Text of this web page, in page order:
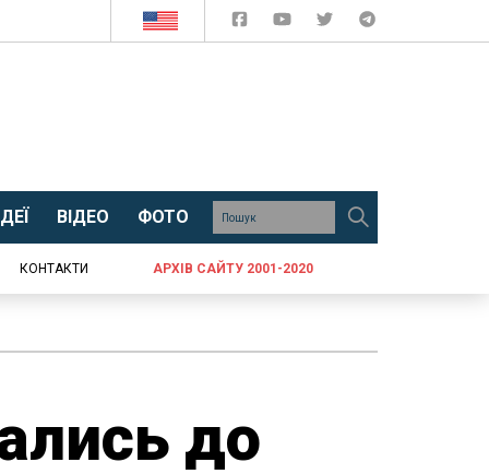
ВІДЕО ФОТО
КОНТАКТИ АРХІВ САЙТУ 2001-2020
до